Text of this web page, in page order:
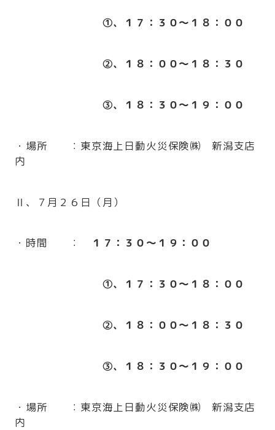
①、１７：３０～１８：００
②、１８：００～１８：３０
③、１８：３０～１９：００
・場所 ：東京海上日動火災保険㈱ 新潟支店
内
Ⅱ、７月２６日（月）
・時間 ： １７：３０～１９：００
①、１７：３０～１８：００
②、１８：００～１８：３０
③、１８：３０～１９：００
・場所 ：東京海上日動火災保険㈱ 新潟支店
内